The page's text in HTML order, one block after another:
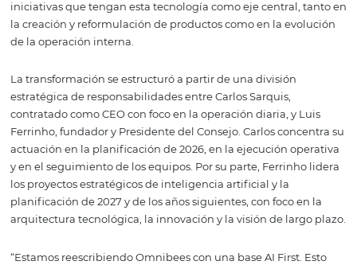
inteligencia artificial e inició una transformación
basada en el concepto “AI First”. A partir de esta
equipo de desarrollo dedicado exclusivamente a la IA, el
de las nuevas inversiones en tecnología pasaron a
iniciativas que tengan esta tecnología como eje central,
la creación y reformulación de productos como en la
de la operación interna.
La transformación se estructuró a partir de una división
estratégica de responsabilidades entre Carlos Sarquis,